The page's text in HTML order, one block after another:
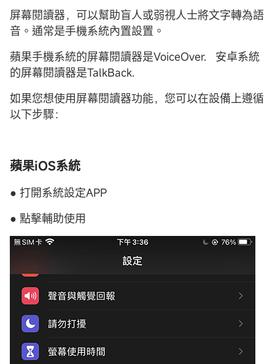
屏幕閱讀器，可以幫助盲人或弱視人士將文字轉為語
音。通常是手機系統內置設置。
蘋果手機系統的屏幕閱讀器是VoiceOver. 安卓系統
的屏幕閱讀器是TalkBack.
如果您想使用屏幕閱讀器功能，您可以在設備上遵循
以下步驟：
蘋果iOS系統
● 打開系統設定APP
● 點擊輔助使用